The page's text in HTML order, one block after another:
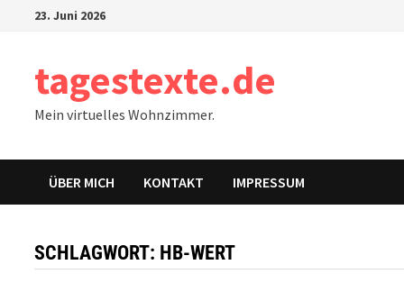
23. Juni 2026
tagestexte.de
Mein virtuelles Wohnzimmer.
ÜBER MICH KONTAKT IMPRESSUM
SCHLAGWORT: HB-WERT